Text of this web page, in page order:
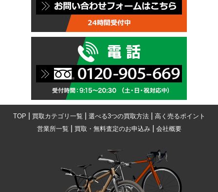
TOP 買取カテゴリ一覧 選べる3つの買取方法| 高く売るポイント
営業所一覧
買取・無料査定のお申込み| 会社概要